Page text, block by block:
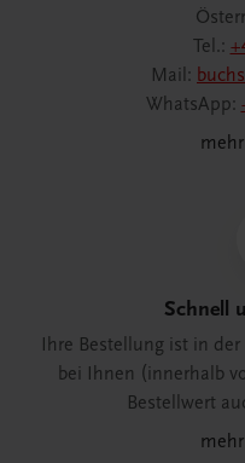
Tel.:
Mail:
WhatsApp:
Schnell
Ihre Bestellung ist in
bei Ihnen (innerhalb
Bestellwert